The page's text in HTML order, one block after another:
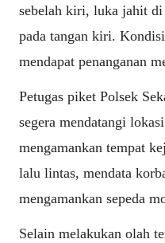
sebelah kiri, luka jahit
pada tangan kiri.
mendapat penanganan
Petugas piket Polsek
segera mendatangi
mengamankan tempat
lalu lintas, mendata
mengamankan sepeda
Selain melakukan olah